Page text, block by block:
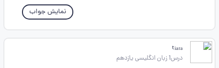
نمایش جواب
ₜᵢₐᵣₐ
درس1 زبان انگلیسی یازدهم